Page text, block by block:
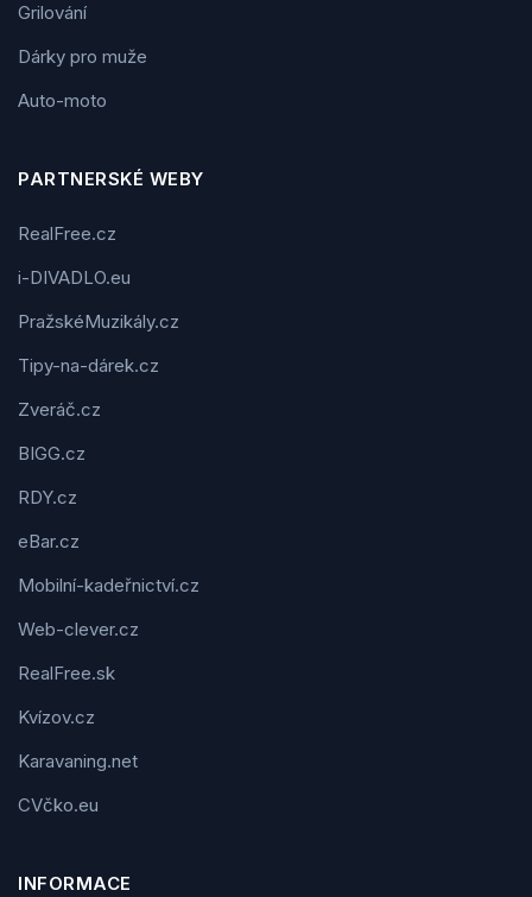
Grilování
Dárky pro muže
Auto-moto
PARTNERSKÉ WEBY
RealFree.cz
i-DIVADLO.eu
PražskéMuzikály.cz
Tipy-na-dárek.cz
Zveráč.cz
BIGG.cz
RDY.cz
eBar.cz
Mobilní-kadeřnictví.cz
Web-clever.cz
RealFree.sk
Kvízov.cz
Karavaning.net
CVčko.eu
INFORMACE